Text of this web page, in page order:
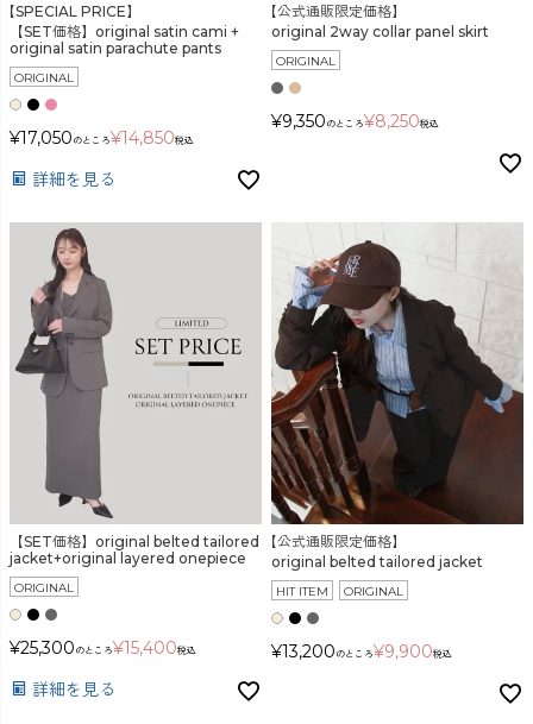
【SPECIAL PRICE】
【SET価格】original satin cami +
original satin parachute pants
ORIGINAL
¥17,050 のところ¥14,850税込
詳細を見る
【公式通販限定価格】
original 2way collar panel skirt
ORIGINAL
¥9,350 のところ¥8,250税込
【SET価格】original belted tailored
jacket+original layered onepiece
ORIGINAL
¥25,300 のところ¥15,400税込
詳細を見る
【公式通販限定価格】
original belted tailored jacket
HIT ITEM ORIGINAL
¥13,200 のところ¥9,900税込